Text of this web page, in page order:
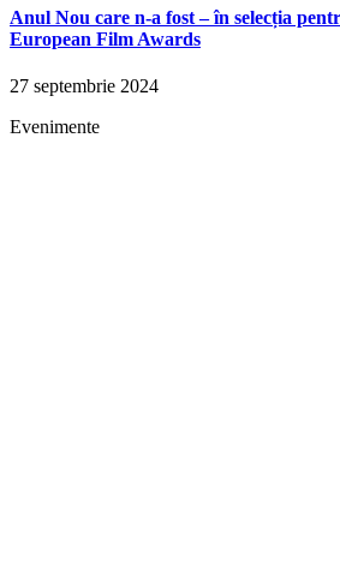
Anul Nou care n-a fost – în selecția
European Film Awards
27 septembrie 2024
Evenimente